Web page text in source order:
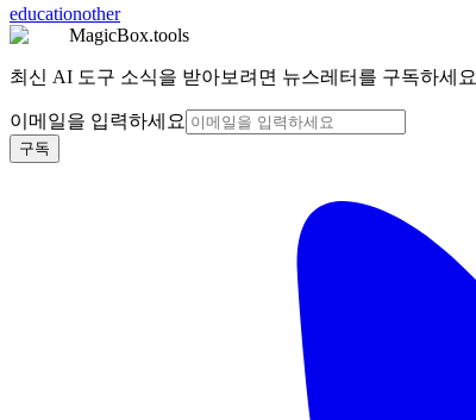
educationother
MagicBox.tools
최신 AI 도구 소식을 받아보려면 뉴스레터를 구독하세요
이메일을 입력하세요
구독